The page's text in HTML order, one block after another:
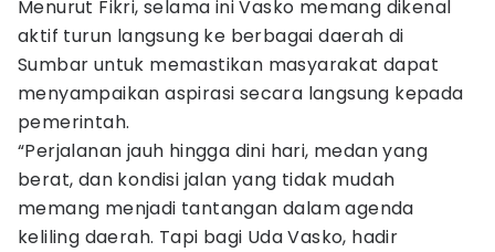
Menurut Fikri, selama ini Vasko memang dikenal
aktif turun langsung ke berbagai daerah di
Sumbar untuk memastikan masyarakat dapat
menyampaikan aspirasi secara langsung kepada
pemerintah.
“Perjalanan jauh hingga dini hari, medan yang
berat, dan kondisi jalan yang tidak mudah
memang menjadi tantangan dalam agenda
keliling daerah. Tapi bagi Uda Vasko, hadir